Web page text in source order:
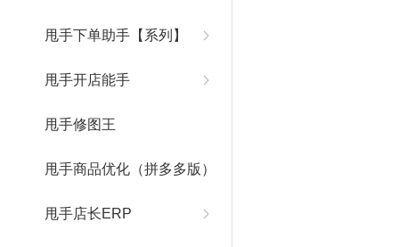
甩手下单助手【系列】
甩手开店能手
甩手修图王
甩手商品优化（拼多多版）
甩手店长ERP